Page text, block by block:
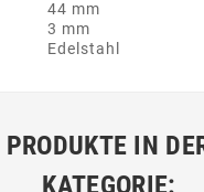
44 mm
3 mm
Edelstahl
IN
KATEGORIE: